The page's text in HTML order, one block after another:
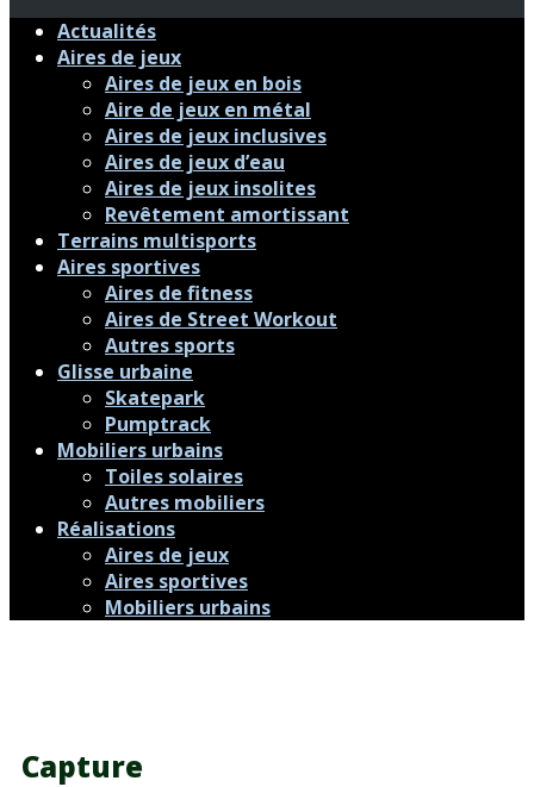
Actualités
Aires de jeux
Aires de jeux en bois
Aire de jeux en métal
Aires de jeux inclusives
Aires de jeux d’eau
Aires de jeux insolites
Revêtement amortissant
Terrains multisports
Aires sportives
Aires de fitness
Aires de Street Workout
Autres sports
Glisse urbaine
Skatepark
Pumptrack
Mobiliers urbains
Toiles solaires
Autres mobiliers
Réalisations
Aires de jeux
Aires sportives
Mobiliers urbains
Capture